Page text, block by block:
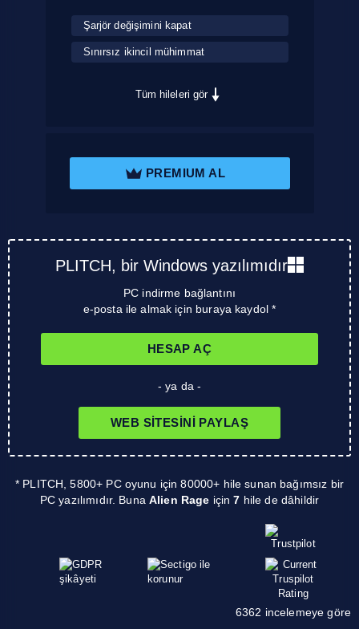
Şarjör değişimini kapat
Sınırsız ikincil mühimmat
Tüm hileleri gör
PREMIUM AL
PLITCH, bir Windows yazılımıdır
PC indirme bağlantını
e-posta ile almak için buraya kaydol *
HESAP AÇ
- ya da -
WEB SITESINI PAYLAŞ
* PLITCH, 5800+ PC oyunu için 80000+ hile sunan bağımsız bir
PC yazılımıdır. BunaAlien Rage için7 hile de dâhildir
6362 incelemeye göre